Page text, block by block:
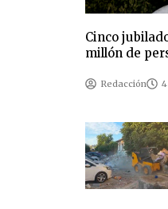
Cinco
millón de
Redacción